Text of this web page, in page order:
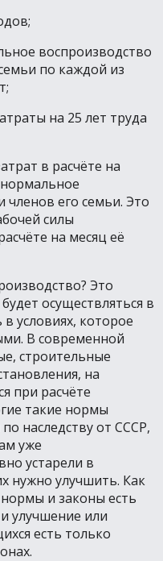
воспроизводство
по каждой из
на 25 лет труда
в расчёте на
членов его семьи. Это
силы
на месяц её
Это
осуществляться в
условиях, которое
В современной
строительные
на
при расчёте
такие нормы
наследству от СССР,
уже
устарели в
нужно улучшить. Как
и законы есть
улучшение или
есть только